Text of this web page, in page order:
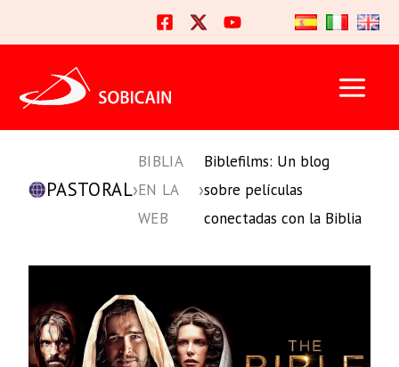
al
contenido
PASTORAL›
BIBLIA
EN LA
WEB
›
Biblefilms: Un blog
sobre películas
conectadas con la Biblia